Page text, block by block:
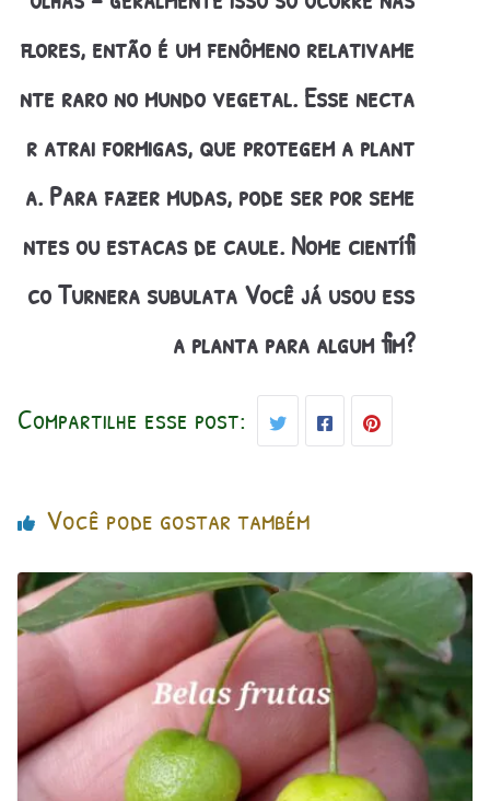
flores, então é um fenômeno relativame
nte raro no mundo vegetal. Esse necta
r atrai formigas, que protegem a plant
a. Para fazer mudas, pode ser por seme
ntes ou estacas de caule. Nome científi
co Turnera subulata Você já usou ess
a planta para algum fim?
Compartilhe esse post:
Você pode gostar também